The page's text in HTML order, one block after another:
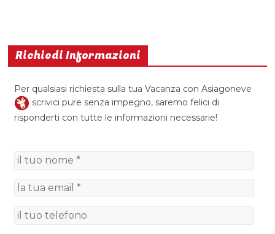
Richiedi Informazioni
Per qualsiasi richiesta sulla tua Vacanza con Asiagoneve
scrivici pure senza impegno, saremo felici di
risponderti con tutte le informazioni necessarie!